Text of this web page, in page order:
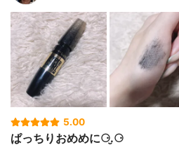
5.00
ぱっちりおめめに⚆.̮⚆